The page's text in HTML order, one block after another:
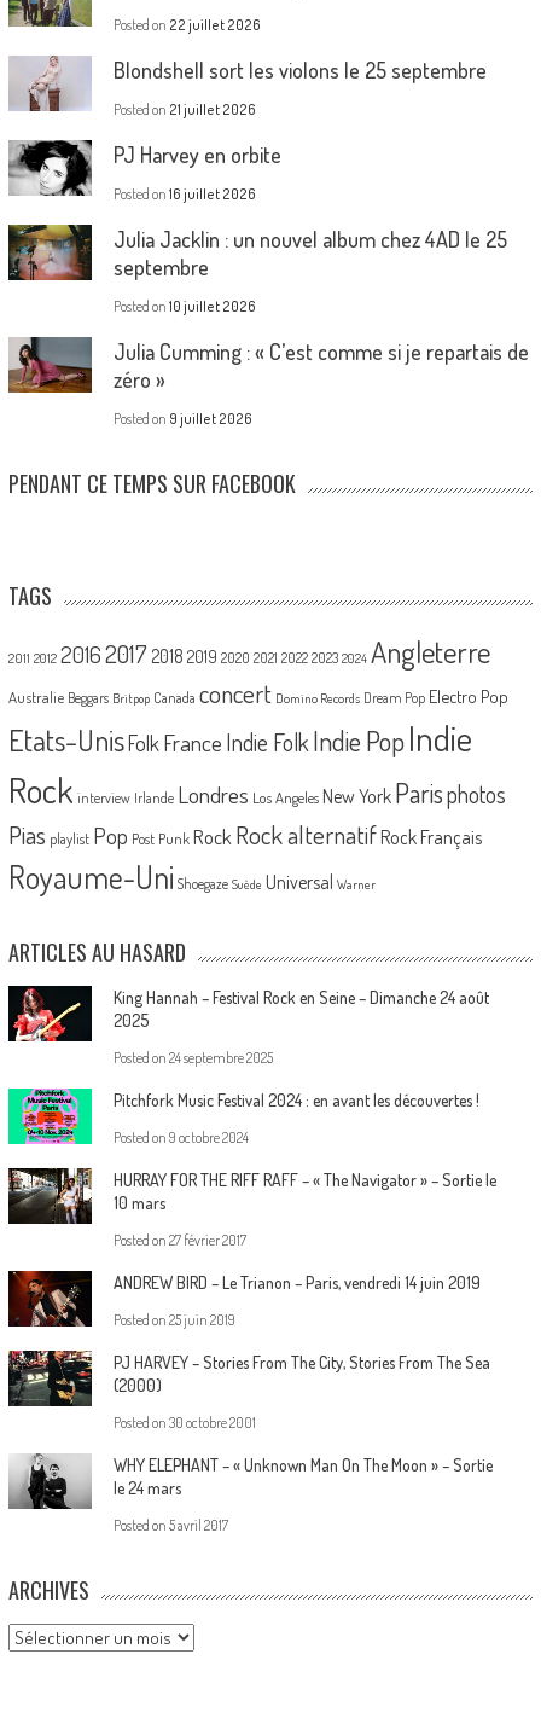
Posted on 22 juillet 2026
Blondshell sort les violons le 25 septembre
Posted on 21 juillet 2026
PJ Harvey en orbite
Posted on 16 juillet 2026
Julia Jacklin : un nouvel album chez 4AD le 25
septembre
Posted on 10 juillet 2026
Julia Cumming : « C’est comme si je repartais de
zéro »
Posted on 9 juillet 2026
PENDANT CE TEMPS SUR FACEBOOK
TAGS
2011 2012 20162017 2018 2019 2020 2021 2022 2023 2024 Angleterre
Australie Beggars Britpop Canada concert Domino Records Dream Pop Electro Pop
Etats-UnisFolk France Indie Folk Indie PopIndie
Rock interview Irlande Londres Los Angeles New York Parisphotos
Pias playlist Pop Post Punk Rock Rock alternatif Rock Français
Royaume-Uni Shoegaze Suède Universal Warner
ARTICLES AU HASARD
King Hannah – Festival Rock en Seine – Dimanche 24 août
2025
Posted on 24 septembre 2025
Pitchfork Music Festival 2024 : en avant les découvertes !
Posted on 9 octobre 2024
HURRAY FOR THE RIFF RAFF – « The Navigator » – Sortie le
10 mars
Posted on 27 février 2017
ANDREW BIRD – Le Trianon – Paris, vendredi 14 juin 2019
Posted on 25 juin 2019
PJ HARVEY – Stories From The City, Stories From The Sea
(2000)
Posted on 30 octobre 2001
WHY ELEPHANT – « Unknown Man On The Moon » – Sortie
le 24 mars
Posted on 5 avril 2017
ARCHIVES
Archives